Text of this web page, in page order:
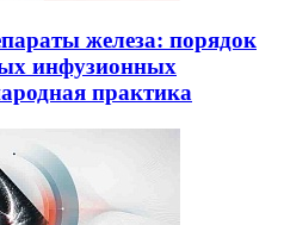
железа: порядок
инфузионных
практика